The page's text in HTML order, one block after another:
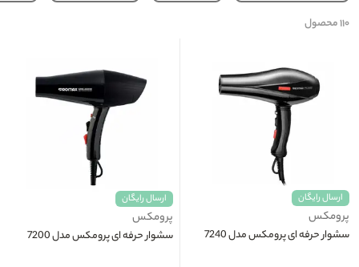
۱۱۰محصول
ارسال رایگان
پرومکس
سشوار حرفه‌ ای پرومکس مدل 7240
ارسال رایگان
پرومکس
سشوار حرفه ای پرومکس مدل 7200